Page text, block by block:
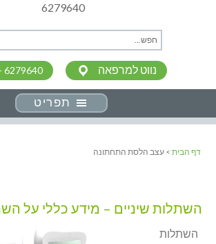
6279640
6279640 נווט למרפאה
תפריט
דף הבית > עצב הלסת התחתונה
השתלות שיניים – מידע כללי על
השתלות